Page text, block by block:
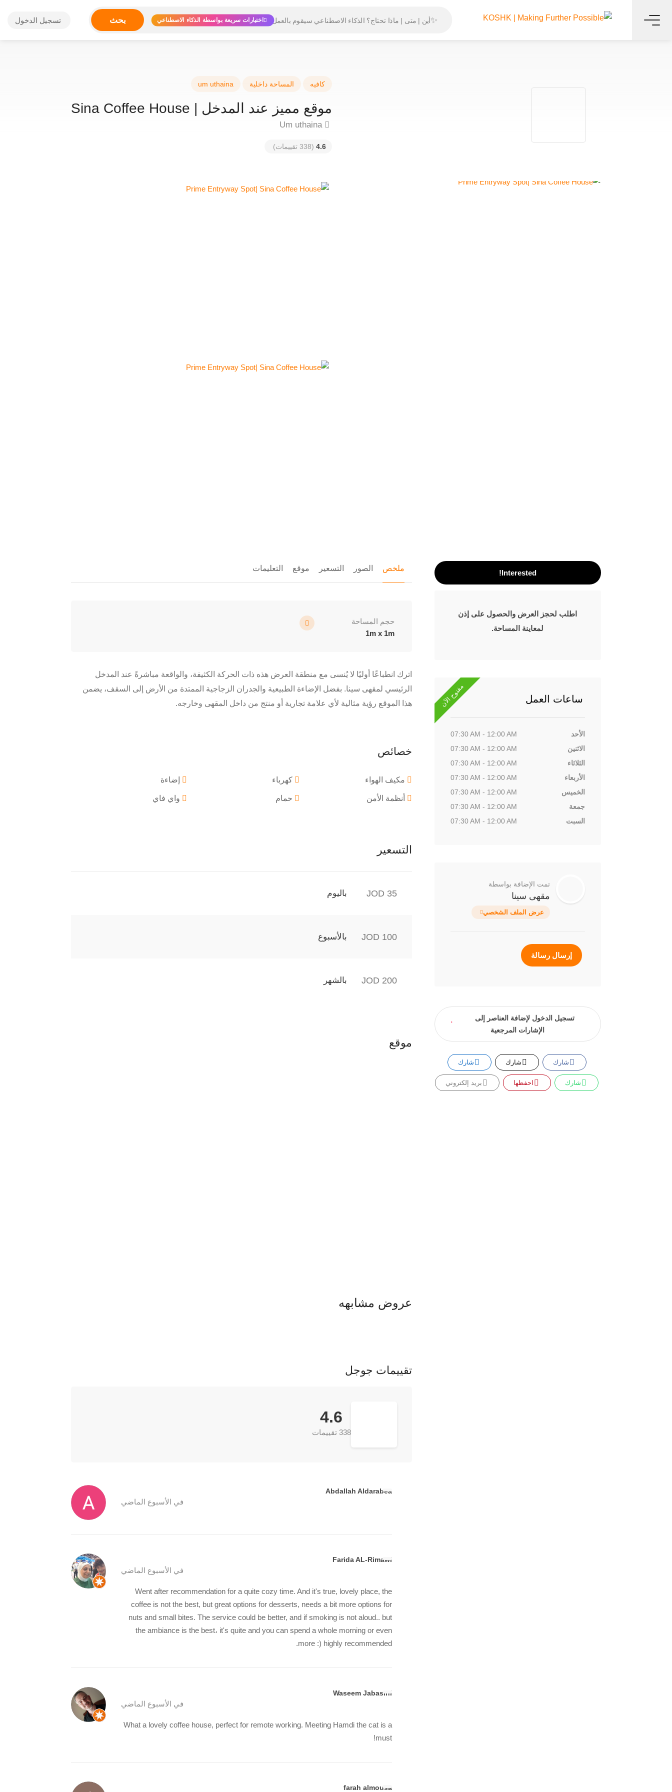
✨ اختيارات سريعة بواسطة الذكاء الاصطناعي بحث تسجيل الدخول
كافيه المساحة داخلية um uthaina
موقع مميز عند المدخل | Sina Coffee House
Um uthaina
4.6 (338 تقييمات)
ملخص الصور التسعير موقع التعليمات
حجم المساحة
1m x 1m
اترك انطباعًا أوليًا لا يُنسى مع منطقة العرض هذه ذات الحركة الكثيفة، والواقعة مباشرةً عند المدخل
الرئيسي لمقهى سينا. بفضل الإضاءة الطبيعية والجدران الزجاجية الممتدة من الأرض إلى السقف، يضمن
هذا الموقع رؤية مثالية لأي علامة تجارية أو منتج من داخل المقهى وخارجه.
خصائص
مكيف الهواء كهرباء إضاءة
أنظمة الأمن حمام واي فاي
التسعير
باليوم 35 JOD
بالأسبوع 100 JOD
بالشهر 200 JOD
موقع
عروض مشابهه
تقييمات جوجل
4.6
338 تقييمات
Abdallah Aldarabea
في الأسبوع الماضي
Farida AL-Rimawi
في الأسبوع الماضي
Went after recommendation for a quite cozy time. And it's true, lovely place, the
coffee is not the best, but great options for desserts, needs a bit more options for
nuts and small bites. The service could be better, and if smoking is not aloud.. but
the ambiance is the best، it's quite and you can spend a whole morning or even
more :) highly recommended.
Waseem Jabasini
في الأسبوع الماضي
What a lovely coffee house, perfect for remote working. Meeting Hamdi the cat is a
must!
farah almousa
Interested!
اطلب لحجز العرض والحصول على إذن
لمعاينة المساحة.
مفتوح الآن ساعات العمل
الأحد
07:30 AM - 12:00 AM
الاثنين
07:30 AM - 12:00 AM
الثلاثاء
07:30 AM - 12:00 AM
الأربعاء
07:30 AM - 12:00 AM
الخميس
07:30 AM - 12:00 AM
جمعة
07:30 AM - 12:00 AM
السبت
07:30 AM - 12:00 AM
تمت الإضافة بواسطة
مقهى سينا
عرض الملف الشخصي
إرسال رسالة
تسجيل الدخول لإضافة العناصر إلى
الإشارات المرجعية
شارك شارك شارك
شارك احفظها بريد إلكتروني